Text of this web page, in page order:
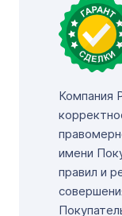
Компания
имени
правил и